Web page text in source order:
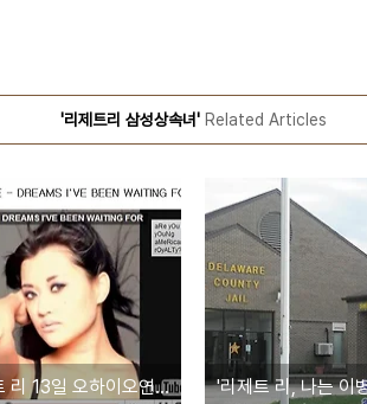
'리제트리 삼성상속녀'Related Articles
리제트 리 13일 오하이오연방법원서 인정심문 - 리제트 리 '양부모-생모-할머니에게 미안'